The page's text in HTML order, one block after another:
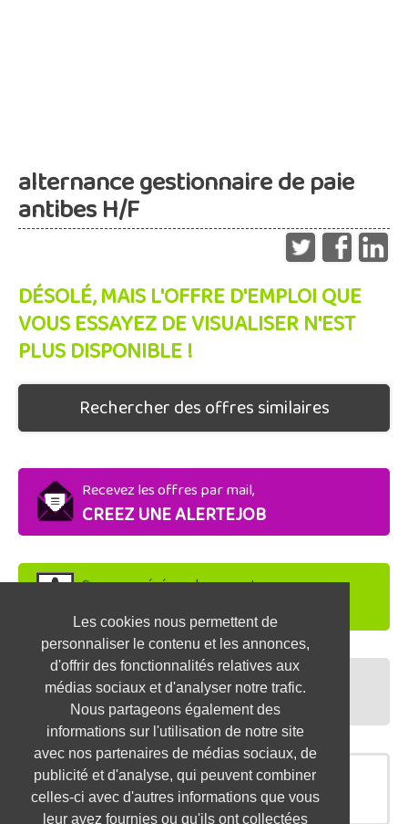
Les cookies nous permettent de
personnaliser le contenu et les annonces,
d'offrir des fonctionnalités relatives aux
médias sociaux et d'analyser notre trafic.
Nous partageons également des
informations sur l'utilisation de notre site
avec nos partenaires de médias sociaux, de
publicité et d'analyse, qui peuvent combiner
celles-ci avec d'autres informations que vous
leur avez fournies ou qu'ils ont collectées
alternance gestionnaire de paie
antibes H/F
DÉSOLÉ, MAIS L'OFFRE D'EMPLOI QUE
VOUS ESSAYEZ DE VISUALISER N'EST
PLUS DISPONIBLE !
Rechercher des offres similaires
Recevez les offres par mail,
CREEZ UNE ALERTEJOB
Soyez repéré par les recruteurs,
DEPOSEZ VOTRE CV
Préparez vos entretiens,
TESTEZ-VOUS
OFFRES SIMILAIRES